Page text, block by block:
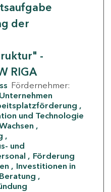
der
-
RIGA
Fördernehmer:
Unternehmen
und Technologie
und
Förderung
Investitionen in